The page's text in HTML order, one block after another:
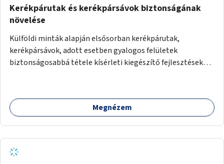
Kerékpárutak és kerékpársávok biztonságának
növelése
Külföldi minták alapján elsősorban kerékpárutak,
kerékpársávok, adott esetben gyalogos felületek
biztonságosabbá tétele kísérleti kiegészítő fejlesztésekkel
Megnézem